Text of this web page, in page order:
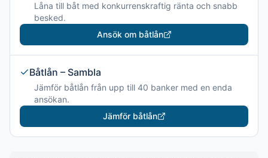
Låna till båt med konkurrenskraftig ränta och snabb
besked.
Ansök om båtlån
Båtlån – Sambla
Jämför båtlån från upp till 40 banker med en enda
ansökan.
Jämför båtlån